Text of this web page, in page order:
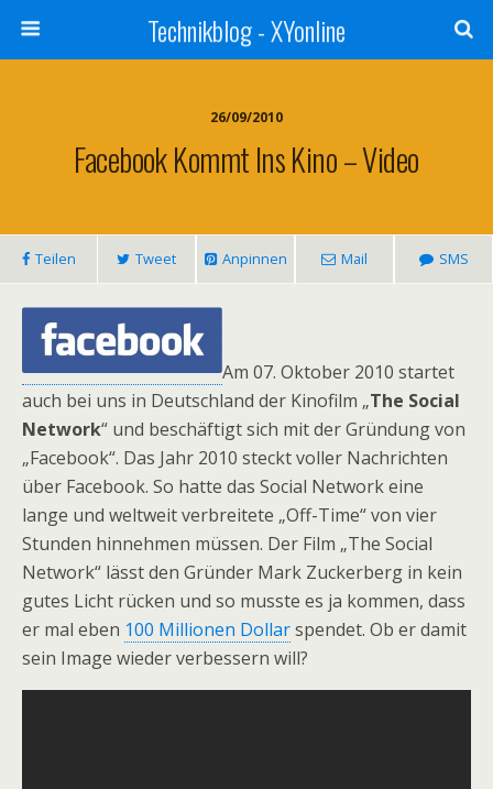
Technikblog - XYonline
26/09/2010
Facebook Kommt Ins Kino – Video
Teilen Tweet Anpinnen Mail SMS
Am 07. Oktober 2010 startet
auch bei uns in Deutschland der Kinofilm „The Social
Network“ und beschäftigt sich mit der Gründung von
„Facebook“. Das Jahr 2010 steckt voller Nachrichten
über Facebook. So hatte das Social Network eine
lange und weltweit verbreitete „Off-Time“ von vier
Stunden hinnehmen müssen. Der Film „The Social
Network“ lässt den Gründer Mark Zuckerberg in kein
gutes Licht rücken und so musste es ja kommen, dass
er mal eben 100 Millionen Dollarspendet. Ob er damit
sein Image wieder verbessern will?